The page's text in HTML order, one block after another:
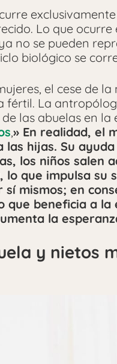
Lo que ocurre
no se pueden
biológico se
el cese de
fértil. La
las abuelas en la
,» En realidad, el
hijas. Su
los niños salen
que impulsa su
mismos; en
beneficia a la
la
y nietos